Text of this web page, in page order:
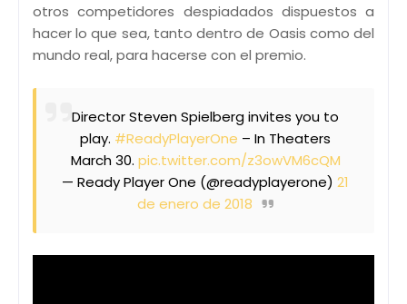
otros competidores despiadados dispuestos a
hacer lo que sea, tanto dentro de Oasis como del
mundo real, para hacerse con el premio.
Director Steven Spielberg invites you to
play. #ReadyPlayerOne – In Theaters
March 30. pic.twitter.com/z3owVM6cQM
— Ready Player One (@readyplayerone) 21
de enero de 2018